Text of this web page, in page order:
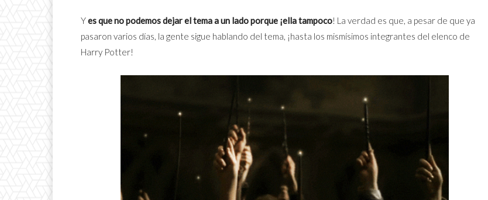
Yes que no podemos dejar el tema a un lado porque ¡ella tampoco! La verdad es que, a pesar de que ya
pasaron varios días, la gente sigue hablando del tema, ¡hasta los mismísimos integrantes del elenco de
Harry Potter!